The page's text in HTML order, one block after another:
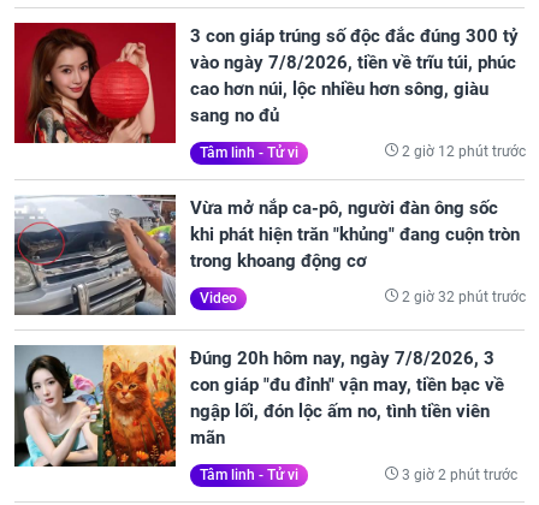
3 con giáp trúng số độc đắc đúng 300 tỷ
vào ngày 7/8/2026, tiền về trĩu túi, phúc
cao hơn núi, lộc nhiều hơn sông, giàu
sang no đủ
Tâm linh - Tử vi 2 giờ 12 phút trước
Vừa mở nắp ca-pô, người đàn ông sốc
khi phát hiện trăn "khủng" đang cuộn tròn
trong khoang động cơ
Video 2 giờ 32 phút trước
Đúng 20h hôm nay, ngày 7/8/2026, 3
con giáp "đu đỉnh" vận may, tiền bạc về
ngập lối, đón lộc ấm no, tình tiền viên
mãn
Tâm linh - Tử vi 3 giờ 2 phút trước